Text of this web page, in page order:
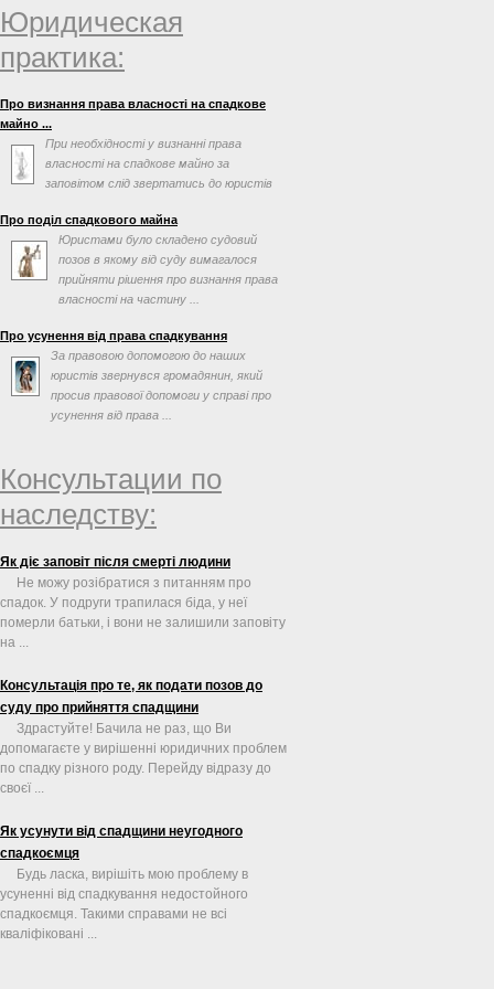
Юридическая
практика:
Про визнання права власності на спадкове
майно ...
При необхідності у визнанні права
власності на спадкове майно за
заповітом слід звертатись до юристів
Про поділ спадкового майна
Юристами було складено судовий
позов в якому від суду вимагалося
прийняти рішення про визнання права
власності на частину ...
Про усунення від права спадкування
За правовою допомогою до наших
юристів звернувся громадянин, який
просив правової допомоги у справі про
усунення від права ...
Консультации по
наследству:
Як діє заповіт після смерті людини
Не можу розібратися з питанням про
спадок. У подруги трапилася біда, у неї
померли батьки, і вони не залишили заповіту
на ...
Консультація про те, як подати позов до
суду про прийняття спадщини
Здрастуйте! Бачила не раз, що Ви
допомагаєте у вирішенні юридичних проблем
по спадку різного роду. Перейду відразу до
своєї ...
Як усунути від спадщини неугодного
спадкоємця
Будь ласка, вирішіть мою проблему в
усуненні від спадкування недостойного
спадкоємця. Такими справами не всі
кваліфіковані ...